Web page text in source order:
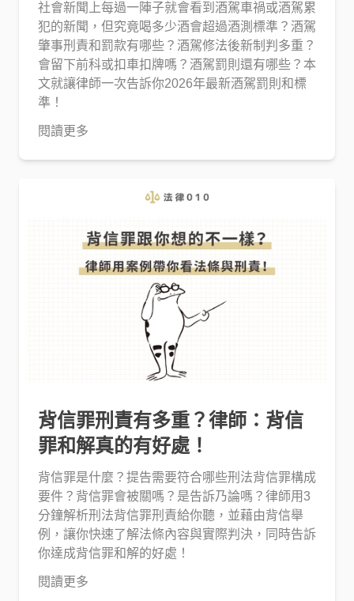
社會新聞上每過一陣子就會看到酒駕車禍或酒駕累
犯的新聞，但究竟喝多少酒會超過酒測標準？酒駕
肇事刑責和罰款有哪些？酒駕修法後新制判多重？
會留下前科或扣車扣牌嗎？酒駕罰則還有哪些？本
文就讓律師一次告訴你2026年最新酒駕罰則和標
準！
閱讀更多
背信罪刑責有多重？律師：背信
罪和解真的有好處！
背信罪是什麼？提告需要符合哪些刑法背信罪構成
要件？背信罪會被關嗎？是告訴乃論嗎？律師用3
分鐘解析刑法背信罪刑責給你聽，並藉由背信舉
例，讓你快速了解法條內容與實際判決，同時告訴
你達成背信罪和解的好處！
閱讀更多